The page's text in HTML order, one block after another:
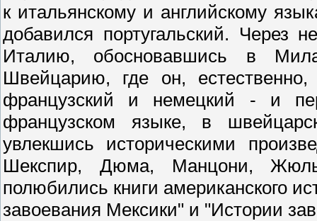
к итальянскому и английскому
добавился португальский. Через
Италию, обосновавшись в
Швейцарию, где он,
французский и немецкий - и
французском языке, в
увлекшись историческими
Шекспир, Дюма, Манцони,
полюбились книги американского
завоевания Мексики" и "Истории